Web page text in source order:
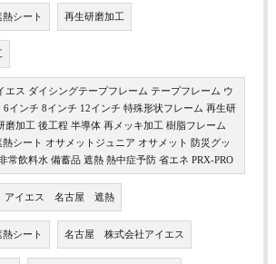
シート 再生研磨加工
エス ダイシングテープフレーム テープフレーム ウ
6インチ 8インチ 12インチ 特殊形状フレーム 再生研
磨加工 後工程 半導体 再メッキ加工 樹脂フレーム
シート オサメットジュニア オサメット 防災グッ
常飲料水 備蓄品 遮熱 熱中症予防 省エネ PRX-PRO
アイエス 名古屋 遮熱
シート 名古屋 株式会社アイエス